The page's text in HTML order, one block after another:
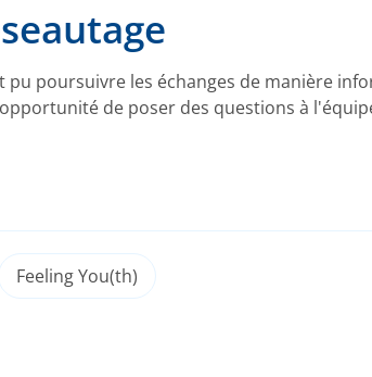
pu poursuivre les échanges de manière
de poser des questions à
Feeling You(th)